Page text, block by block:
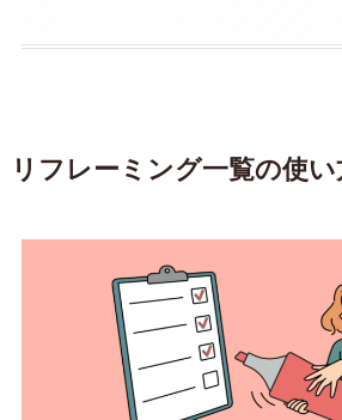
リフレーミング一覧の使い